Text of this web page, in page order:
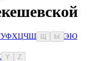
УФХЦЧШ Ы ЭЮ
Y Z